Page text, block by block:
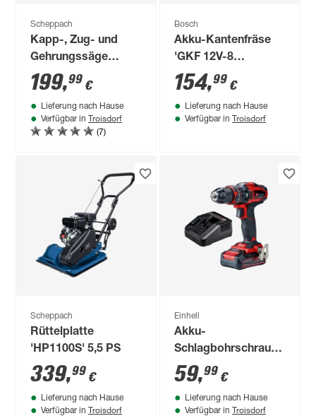
Scheppach
Kapp-, Zug- und
Gehrungssäge
'MST305 Black
Edition' 2000 W
199,99 €
Lieferung nach Hause
Verfügbar in Troisdorf
(7)
Bosch
Akku-Kantenfräse
'GKF 12V-8
Professional' Solo
154,99 €
Lieferung nach Hause
Verfügbar in Troisdorf
Scheppach
Rüttelplatte
'HP1100S' 5,5 PS
339,99 €
Lieferung nach Hause
Verfügbar in Troisdorf
Einhell
Akku-
Schlagbohrschrauber
'TE-CD 18/44 Li-i'
mit 2,5 Ah Akku und
Ladegerät
59,99 €
Lieferung nach Hause
Verfügbar in Troisdorf